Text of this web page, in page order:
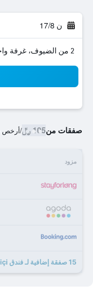
ن 17/8
2 من الضيوف، غرفة واحدة
صفقات من105 ﷼ /أرخص
مزود
15 صفقة إضافية لـ فندق Efsali Kaleiçi